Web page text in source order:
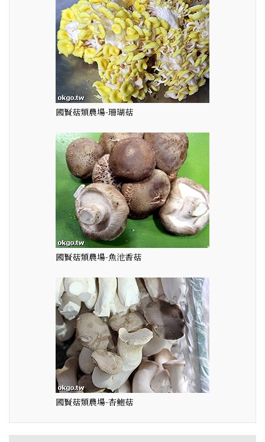
國賢菇類農場-珊瑚菇
國賢菇類農場-魚池香菇
國賢菇類農場-杏鮑菇